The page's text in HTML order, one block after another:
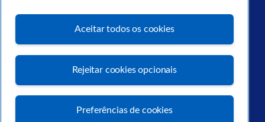
Visite o Portal Sebrae
Aceitar todos os cookies
Rejeitar cookies opcionais
Preferências de cookies